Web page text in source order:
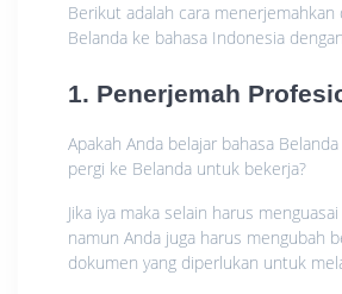
Berikut adalah cara menerjemahkan
Belanda ke bahasa Indonesia
1. Penerjemah
Apakah Anda belajar bahasa
pergi ke Belanda untuk bekerja?
Jika iya maka selain harus
namun Anda juga harus mengubah
dokumen yang diperlukan untuk